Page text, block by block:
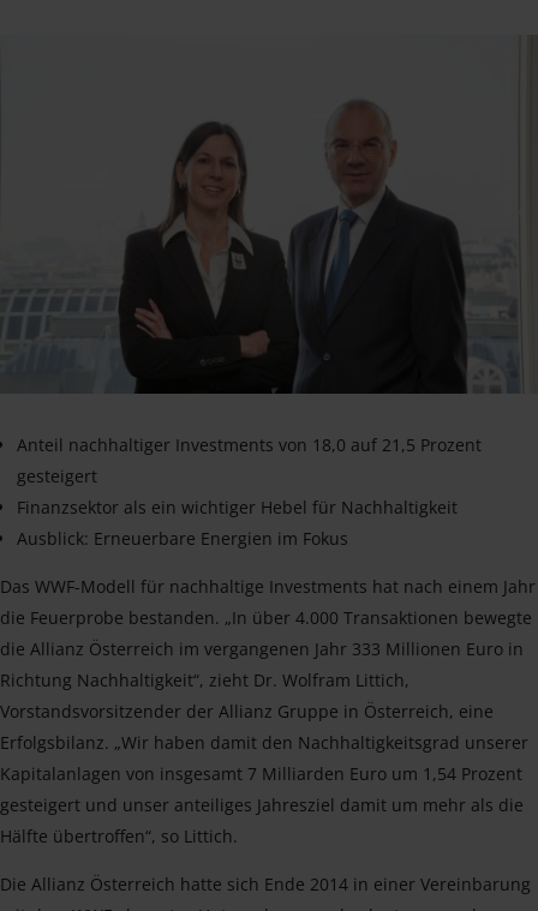
Anteil nachhaltiger Investments von 18,0 auf 21,5 Prozent
gesteigert
Finanzsektor als ein wichtiger Hebel für Nachhaltigkeit
Ausblick: Erneuerbare Energien im Fokus
Das WWF-Modell für nachhaltige Investments hat nach einem Jahr
die Feuerprobe bestanden. „In über 4.000 Transaktionen bewegte
die Allianz Österreich im vergangenen Jahr 333 Millionen Euro in
Richtung Nachhaltigkeit“, zieht Dr. Wolfram Littich,
Vorstandsvorsitzender der Allianz Gruppe in Österreich, eine
Erfolgsbilanz. „Wir haben damit den Nachhaltigkeitsgrad unserer
Kapitalanlagen von insgesamt 7 Milliarden Euro um 1,54 Prozent
gesteigert und unser anteiliges Jahresziel damit um mehr als die
Hälfte übertroffen“, so Littich.
Die Allianz Österreich hatte sich Ende 2014 in einer Vereinbarung